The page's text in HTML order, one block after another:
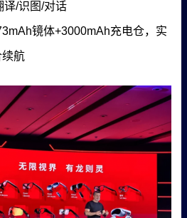
译/识图/对话
镜体+3000mAh充电仓，实
航